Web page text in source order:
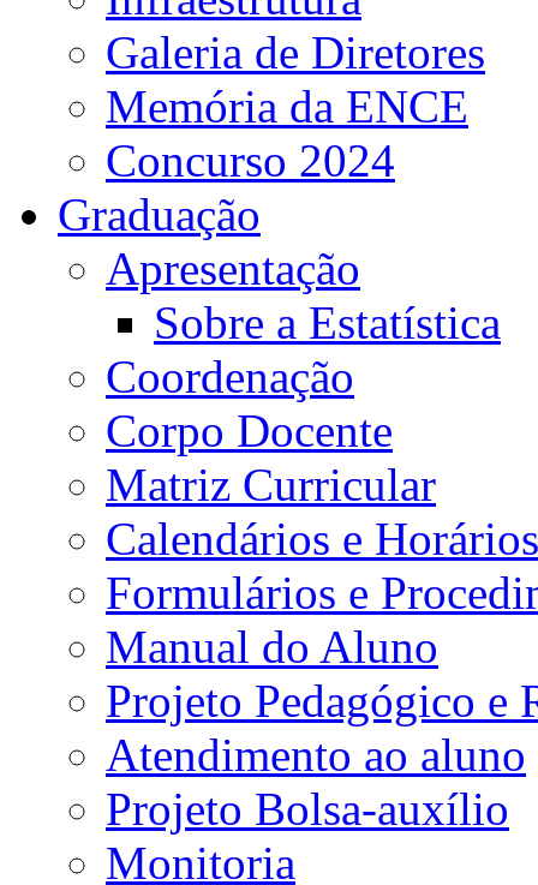
Galeria de Diretores
Memória da ENCE
Concurso 2024
Graduação
Apresentação
Sobre a Estatística
Coordenação
Corpo Docente
Matriz Curricular
Calendários e Horários
Formulários e
Manual do Aluno
Projeto Pedagógico e
Atendimento ao aluno
Projeto Bolsa-auxílio
Monitoria